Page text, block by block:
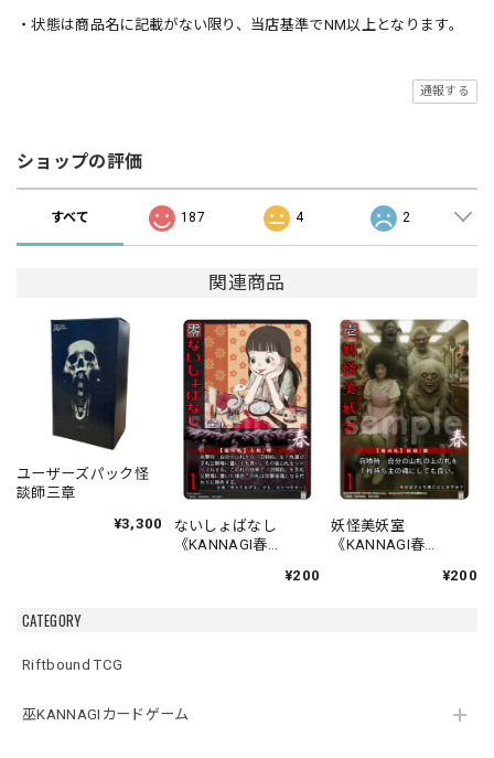
CATEGORY
Riftbound TCG
巫KANNAGIカードゲーム
・状態は商品名に記載がない限り、当店基準でNM以上となります。
通報する
ショップの評価
すべて 187 4 2
関連商品
ユーザーズパック怪
談師三章
¥3,300
ないしょばなし
《KANNAGI春
¥200
妖怪美妖室
《KANNAGI春
¥200